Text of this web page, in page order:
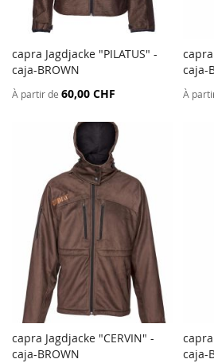
Ajouter au panier
AJOUTER
capra Jagdjacke "PILATUS" -
caja-BROWN
À partir de 60,00 CHF
caja-
À
Ajouter au panier
AJOUTER
capra Jagdjacke "CERVIN" -
caja-BROWN
caja-